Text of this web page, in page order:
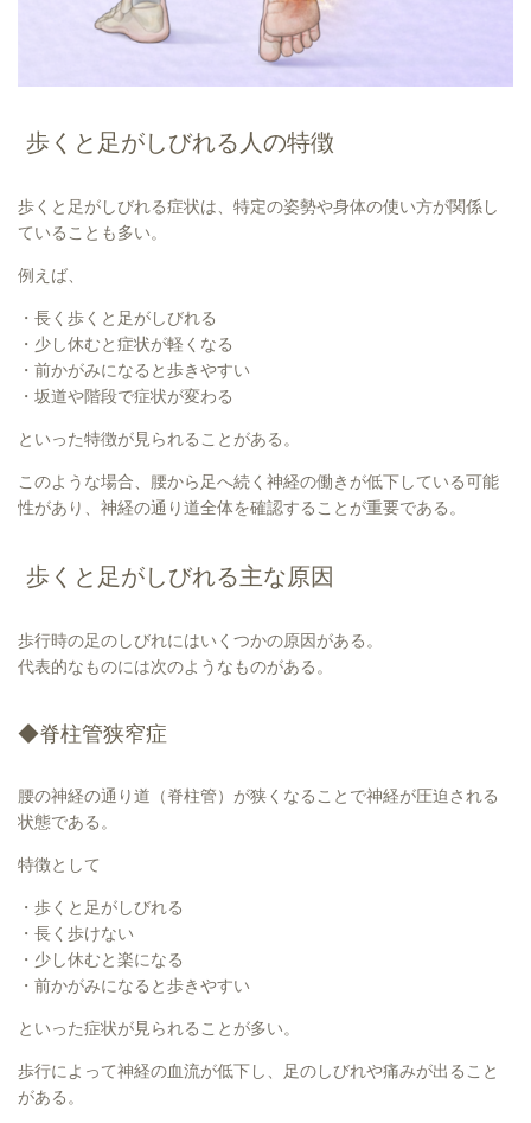
歩くと足がしびれる人の特徴
歩くと足がしびれる症状は、特定の姿勢や身体の使い方が関係し
ていることも多い。
例えば、
・長く歩くと足がしびれる
・少し休むと症状が軽くなる
・前かがみになると歩きやすい
・坂道や階段で症状が変わる
といった特徴が見られることがある。
このような場合、腰から足へ続く神経の働きが低下している可能
性があり、神経の通り道全体を確認することが重要である。
歩くと足がしびれる主な原因
歩行時の足のしびれにはいくつかの原因がある。
代表的なものには次のようなものがある。
◆脊柱管狭窄症
腰の神経の通り道（脊柱管）が狭くなることで神経が圧迫される
状態である。
特徴として
・歩くと足がしびれる
・長く歩けない
・少し休むと楽になる
・前かがみになると歩きやすい
といった症状が見られることが多い。
歩行によって神経の血流が低下し、足のしびれや痛みが出ること
がある。